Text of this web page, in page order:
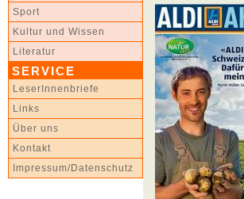
Sport
Kultur und Wissen
Literatur
SERVICE
LeserInnenbriefe
Links
Über uns
Kontakt
Impressum/Datenschutz